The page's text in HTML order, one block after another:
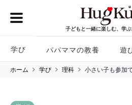
子どもと一緒に楽しむ、学ぶ
学び パパママの教養 遊
ホーム 学び 理科 小さい子も参加